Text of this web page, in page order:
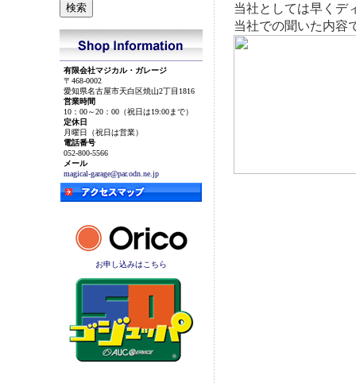
有限会社マジカル・ガレージ
〒468-0002
愛知県名古屋市天白区焼山2丁目1816
営業時間
10：00～20：00（祝日は19:00まで）
定休日
月曜日（祝日は営業）
電話番号
052-800-5566
メール
magical-garage@par.odn.ne.jp
お申し込みはこちら
当社としては早くデ
当社での聞いた内容